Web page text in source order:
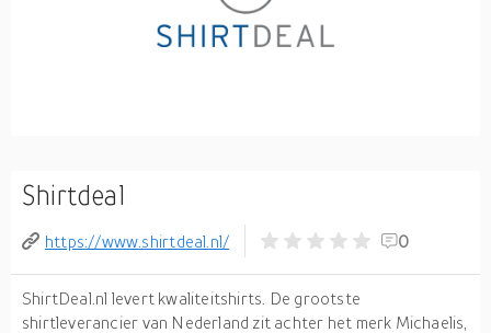
Shirtdeal
https://www.shirtdeal.nl/ 0
ShirtDeal.nl levert kwaliteitshirts. De grootste
shirtleverancier van Nederland zit achter het merk Michaelis,